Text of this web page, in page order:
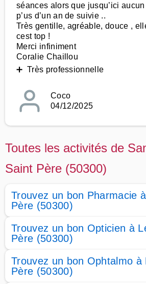
séances alors que jusqu’ici
p’us d’un an de suivie ..
Très gentille, agréable, douce ,
cest top !
Merci infiniment
Coralie Chaillou
➕ Très professionnelle
Coco
04/12/2025
Toutes les activités de
Saint Père (50300)
Trouvez un bon Pharmacie
Père (50300)
Trouvez un bon Opticien à
Père (50300)
Trouvez un bon Ophtalmo à
Père (50300)